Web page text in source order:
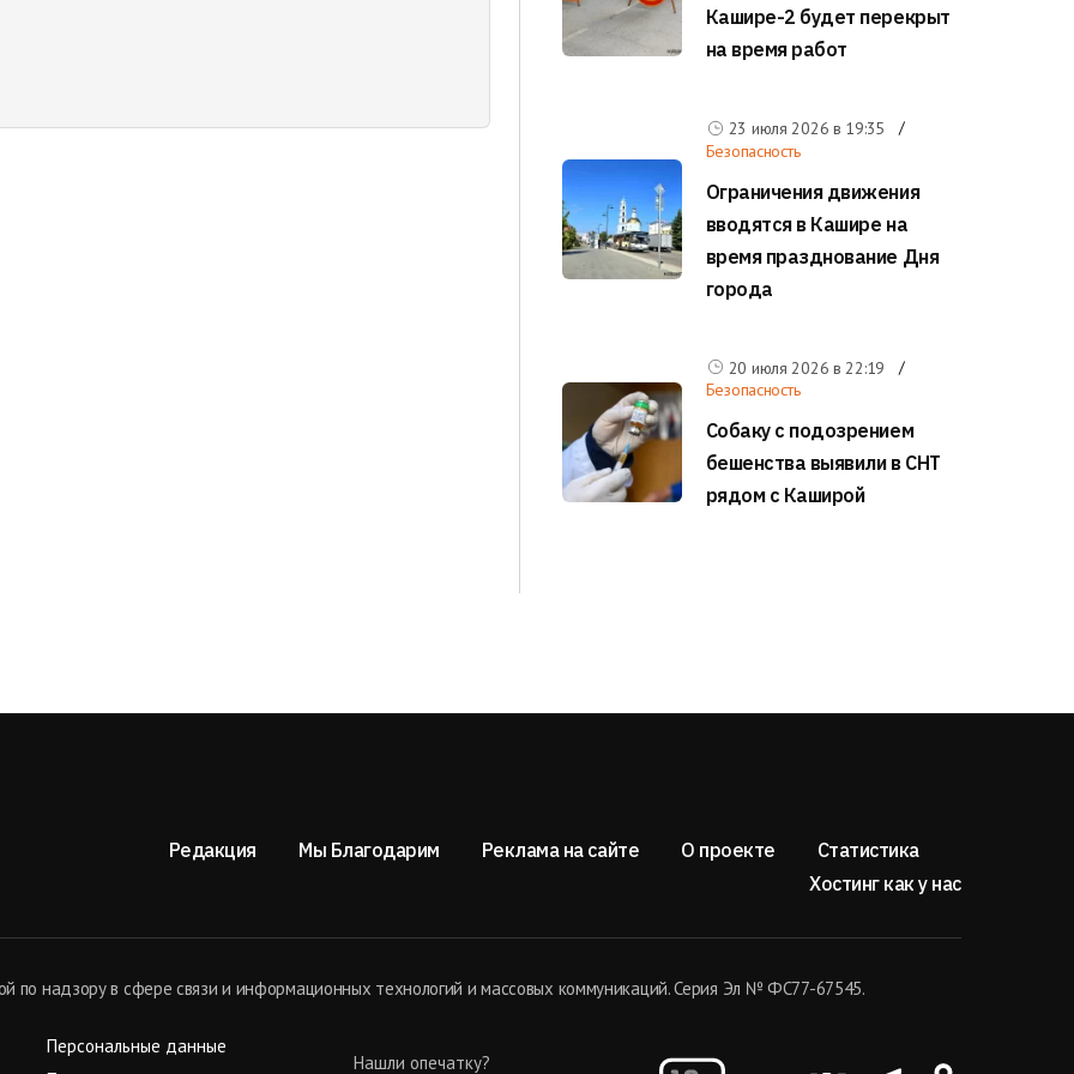
Кашире-2 будет перекрыт
на время работ
23 июля 2026 в 19:35
Безопасность
Ограничения движения
вводятся в Кашире на
время празднование Дня
города
20 июля 2026 в 22:19
Безопасность
Собаку с подозрением
бешенства выявили в СНТ
рядом с Каширой
Редакция Мы Благодарим Реклама на сайте О проекте
Статистика
Хостинг как у нас
по надзору в сфере связи и информационных технологий и массовых коммуникаций. Серия Эл № ФС77-67545.
Персональные данные
Нашли опечатку?